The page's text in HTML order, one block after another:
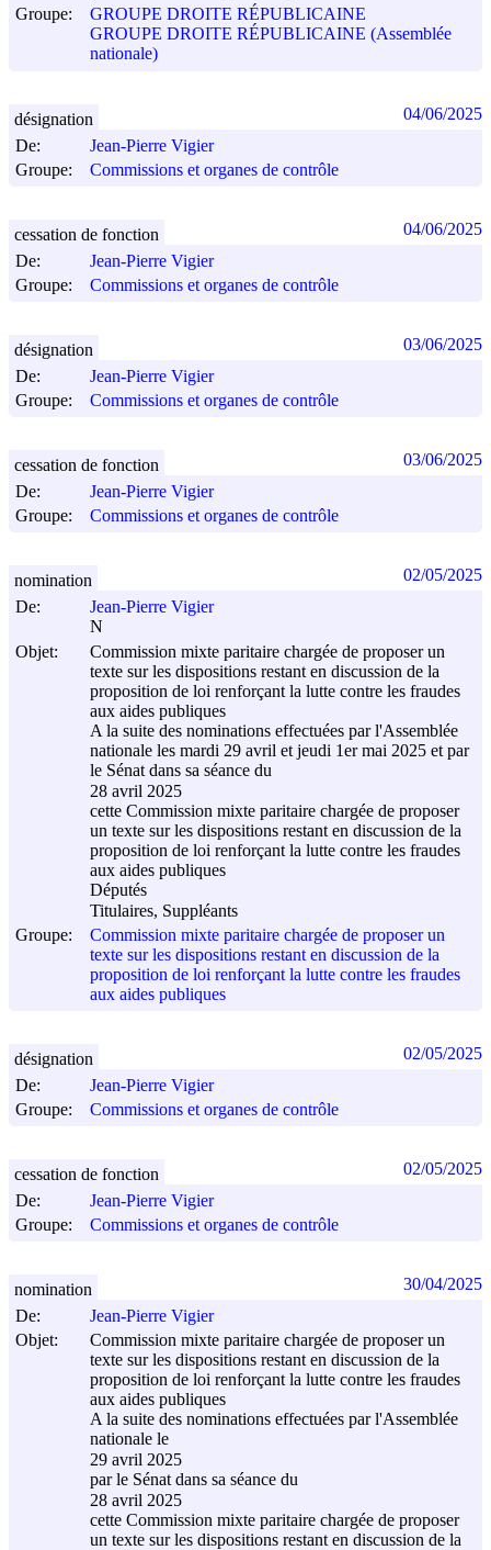
Groupe:
GROUPE DROITE RÉPUBLICAINE
GROUPE DROITE RÉPUBLICAINE (Assemblée
nationale)
De:
Jean-Pierre Vigier
Groupe:
Commissions et organes de contrôle
désignation 04/06/2025
De:
Jean-Pierre Vigier
Groupe:
Commissions et organes de contrôle
cessation de fonction 04/06/2025
De:
Jean-Pierre Vigier
Groupe:
Commissions et organes de contrôle
désignation 03/06/2025
De:
Jean-Pierre Vigier
Groupe:
Commissions et organes de contrôle
cessation de fonction 03/06/2025
De:
Jean-Pierre Vigier
N
Objet:
Commission mixte paritaire chargée de proposer un
texte sur les dispositions restant en discussion de la
proposition de loi renforçant la lutte contre les fraudes
aux aides publiques
A la suite des nominations effectuées par l'Assemblée
nationale les mardi 29 avril et jeudi 1er mai 2025 et par
le Sénat dans sa séance du
28 avril 2025
cette Commission mixte paritaire chargée de proposer
un texte sur les dispositions restant en discussion de la
proposition de loi renforçant la lutte contre les fraudes
aux aides publiques
Députés
Titulaires, Suppléants
Groupe:
Commission mixte paritaire chargée de proposer un
texte sur les dispositions restant en discussion de la
proposition de loi renforçant la lutte contre les fraudes
aux aides publiques
nomination 02/05/2025
De:
Jean-Pierre Vigier
Groupe:
Commissions et organes de contrôle
désignation 02/05/2025
De:
Jean-Pierre Vigier
Groupe:
Commissions et organes de contrôle
cessation de fonction 02/05/2025
De:
Jean-Pierre Vigier
Objet:
Commission mixte paritaire chargée de proposer un
texte sur les dispositions restant en discussion de la
proposition de loi renforçant la lutte contre les fraudes
aux aides publiques
A la suite des nominations effectuées par l'Assemblée
nationale le
29 avril 2025
par le Sénat dans sa séance du
28 avril 2025
cette Commission mixte paritaire chargée de proposer
un texte sur les dispositions restant en discussion de la
nomination 30/04/2025